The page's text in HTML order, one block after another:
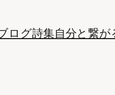
ログ詩集自分と繋